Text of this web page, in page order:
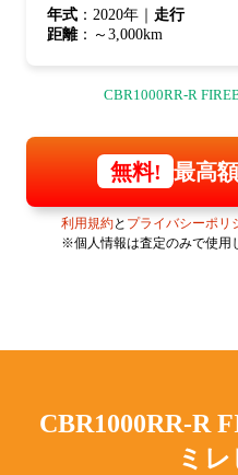
年式 ：2020年｜ 走行
距離：～3,000km
CBR1000RR-R
無料! 最高
利用規約と プライバシーポリ
※個人情報は査定のみで使用
CBR1000RR-R
ミ